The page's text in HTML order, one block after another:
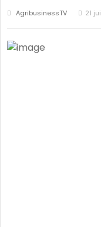
AgribusinessTV 21